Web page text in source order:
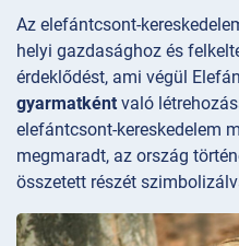
Az elefántcsont-
helyi gazdasághoz és
érdeklődést, ami végül
gyarmatként való
elefántcsont-kereskedelem
megmaradt, az ország
összetett részét